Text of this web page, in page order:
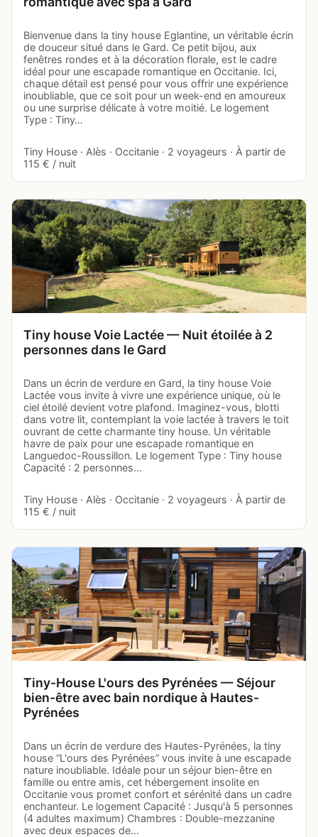
Bienvenue dans la tiny house Eglantine, un véritable écrin
de douceur situé dans le Gard. Ce petit bijou, aux
fenêtres rondes et à la décoration florale, est le cadre
idéal pour une escapade romantique en Occitanie. Ici,
chaque détail est pensé pour vous offrir une expérience
inoubliable, que ce soit pour un week-end en amoureux
ou une surprise délicate à votre moitié. Le logement
Type : Tiny…
Tiny House · Alès · Occitanie · 2 voyageurs · À partir de
115 € / nuit
Tiny house Voie Lactée — Nuit étoilée à 2
personnes dans le Gard
Dans un écrin de verdure en Gard, la tiny house Voie
Lactée vous invite à vivre une expérience unique, où le
ciel étoilé devient votre plafond. Imaginez-vous, blotti
dans votre lit, contemplant la voie lactée à travers le toit
ouvrant de cette charmante tiny house. Un véritable
havre de paix pour une escapade romantique en
Languedoc-Roussillon. Le logement Type : Tiny house
Capacité : 2 personnes…
Tiny House · Alès · Occitanie · 2 voyageurs · À partir de
115 € / nuit
Tiny-House L'ours des Pyrénées — Séjour
bien-être avec bain nordique à Hautes-
Pyrénées
Dans un écrin de verdure des Hautes-Pyrénées, la tiny
house “L'ours des Pyrénées” vous invite à une escapade
nature inoubliable. Idéale pour un séjour bien-être en
famille ou entre amis, cet hébergement insolite en
Occitanie vous promet confort et sérénité dans un cadre
enchanteur. Le logement Capacité : Jusqu'à 5 personnes
(4 adultes maximum) Chambres : Double-mezzanine
avec deux espaces de…